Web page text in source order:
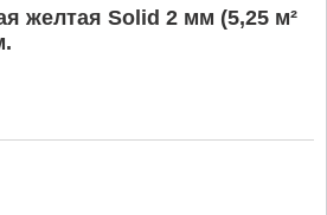
желтая Solid 2 мм (5,25 м²